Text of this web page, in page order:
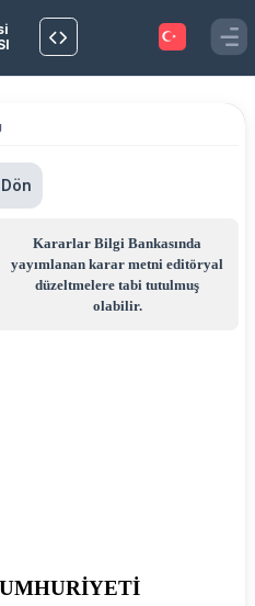
Kararlar Bilgi Bankasında
yayımlanan karar metni editöryal
düzeltmelere tabi tutulmuş
olabilir.